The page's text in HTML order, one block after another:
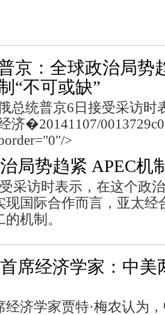
京：全球政治局势
“不可或缺”
总统普京6日接受采访时
济�20141107/
>
局势趋紧 APEC机
采访时表示，在这个政
现国际合作而言，亚太经
机制。
席经济学家：中美
经济学家贾特·梅农认为